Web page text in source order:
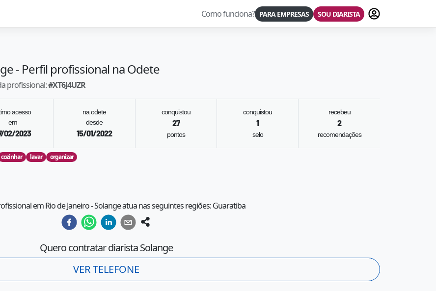
Como funciona? PARA EMPRESAS SOU DIARISTA Fazer login
- Perfil profissional na Odete
profissional:#XT6J4UZR
acesso
em
02/2023
na odete
desde
15/01/2022
conquistou
27
pontos
conquistou
1
selo
recebeu
2
recomendações
cozinhar lavar organizar
em Rio de Janeiro - Solange atua nas seguintes regiões: Guaratiba
Quero contratar diaristaSolange
VER TELEFONE